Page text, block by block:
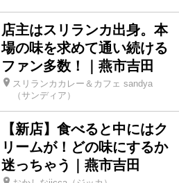
店主はスリランカ出身。本
場の味を求めて通い続ける
ファン多数！｜燕市吉田
スリランカカレー＆カフェ sandya
（サンディア）
【新店】食べると中にはク
リームが！どの味にするか
迷っちゃう｜燕市吉田